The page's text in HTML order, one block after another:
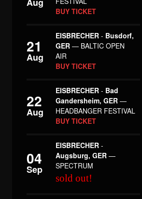
BUY TICKET
21
Aug
EISBRECHER - Busdorf,
GER — BALTIC OPEN
AIR
BUY TICKET
22
Aug
EISBRECHER - Bad
Gandersheim, GER —
HEADBANGER FESTIVAL
BUY TICKET
04
Sep
EISBRECHER -
Augsburg, GER —
SPECTRUM
sold out!